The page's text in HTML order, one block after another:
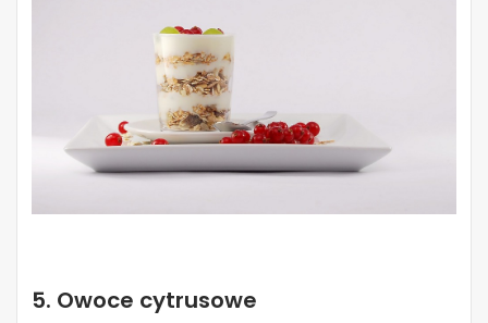
5. Owoce cytrusowe